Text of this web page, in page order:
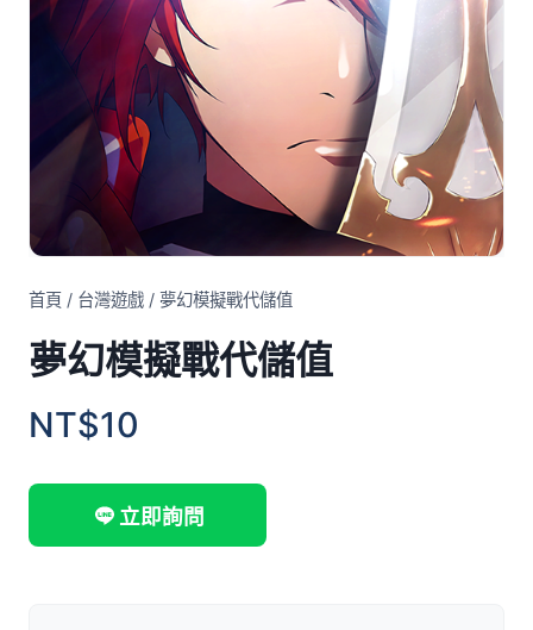
首頁 / 台灣遊戲 / 夢幻模擬戰代儲值
夢幻模擬戰代儲值
NT$10
立即詢問